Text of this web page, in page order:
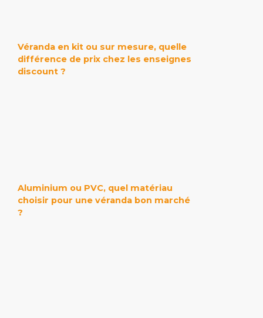
Véranda en kit ou sur mesure, quelle
différence de prix chez les enseignes
discount ?
Aluminium ou PVC, quel matériau
choisir pour une véranda bon marché
?